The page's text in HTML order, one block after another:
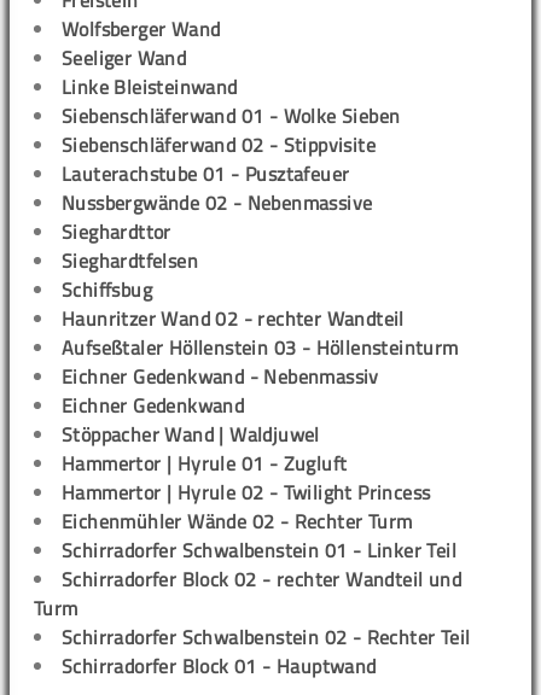
Wolfsberger Wand
Seeliger Wand
Linke Bleisteinwand
Siebenschläferwand 01 - Wolke Sieben
Siebenschläferwand 02 - Stippvisite
Lauterachstube 01 - Pusztafeuer
Nussbergwände 02 - Nebenmassive
Sieghardttor
Sieghardtfelsen
Schiffsbug
Haunritzer Wand 02 - rechter Wandteil
Aufseßtaler Höllenstein 03 - Höllensteinturm
Eichner Gedenkwand - Nebenmassiv
Eichner Gedenkwand
Stöppacher Wand | Waldjuwel
Hammertor | Hyrule 01 - Zugluft
Hammertor | Hyrule 02 - Twilight Princess
Eichenmühler Wände 02 - Rechter Turm
Schirradorfer Schwalbenstein 01 - Linker Teil
Schirradorfer Block 02 - rechter Wandteil und
Turm
Schirradorfer Schwalbenstein 02 - Rechter Teil
Schirradorfer Block 01 - Hauptwand